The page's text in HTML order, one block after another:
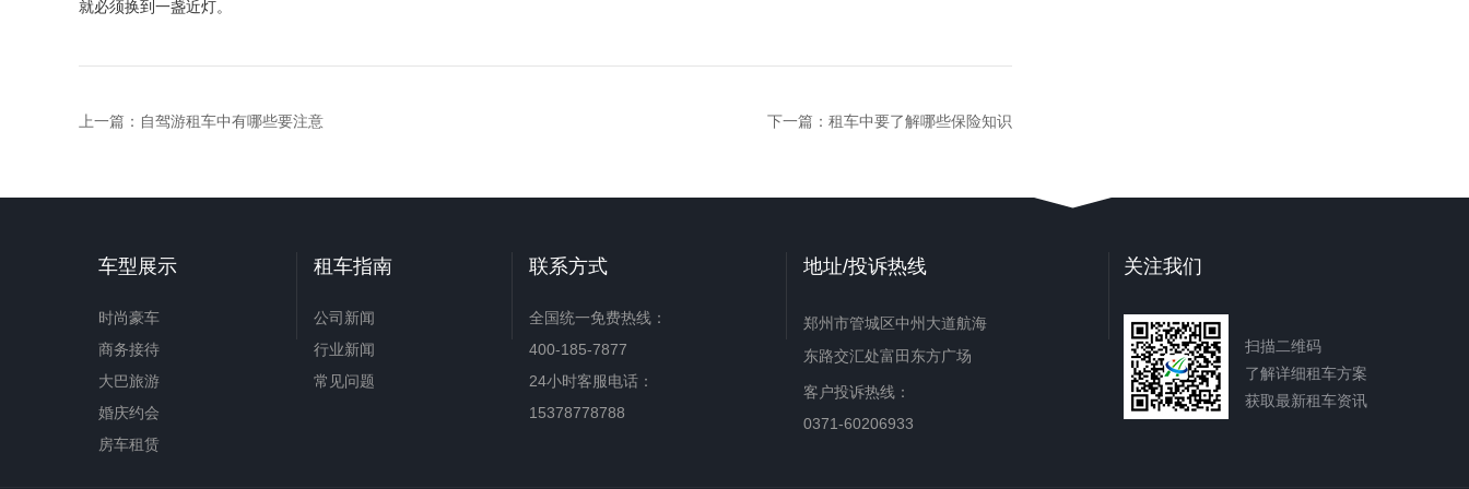
就必须换到一盏近灯。
上一篇： 自驾游租车中有哪些要注意 下一篇： 租车中要了解哪些保险知识
车型展示
时尚豪车
商务接待
大巴旅游
婚庆约会
房车租赁
租车指南
公司新闻
行业新闻
常见问题
联系方式
全国统一免费热线：
400-185-7877
24小时客服电话：
15378778788
地址/投诉热线
郑州市管城区中州大道航海
东路交汇处富田东方广场
客户投诉热线：
0371-60206933
关注我们
扫描二维码
了解详细租车方案
获取最新租车资讯